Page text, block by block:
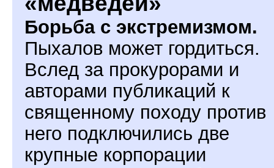
Борьба с экстремизмом.
Пыхалов может гордиться.
Вслед за прокурорами и
авторами публикаций к
священному походу против
него подключились две
крупные корпорации